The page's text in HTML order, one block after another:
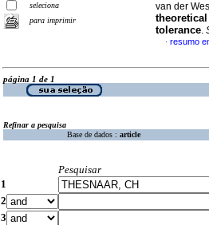
seleciona
para imprimir
van der
tolerance.
· resumo
página 1 de 1
Refinar a pesquisa
Base de dados : article
Pesquisar
1
2
3